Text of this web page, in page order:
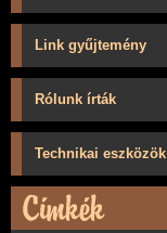
Link gyűjtemény
Rólunk írták
Technikai eszközök